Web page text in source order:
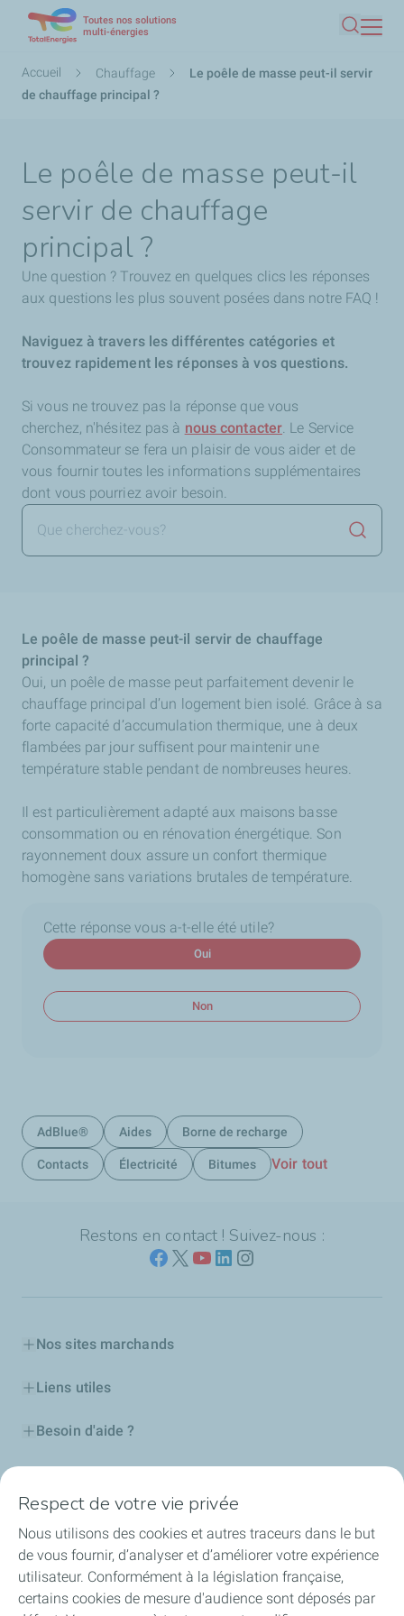
contenu
Toutes nos solutions
multi-énergies
Fil
d'Ariane
Accueil Chauffage
Le poêle de masse peut-il servir
de chauffage principal ?
Le poêle de masse peut-il
servir de chauffage
principal ?
Une question ? Trouvez en quelques clics les réponses
aux questions les plus souvent posées dans notre FAQ !
Naviguez à travers les différentes catégories et
trouvez rapidement les réponses à vos questions.
Si vous ne trouvez pas la réponse que vous
cherchez, n'hésitez pas à nous contacter. Le Service
Consommateur se fera un plaisir de vous aider et de
vous fournir toutes les informations supplémentaires
dont vous pourriez avoir besoin.
Le poêle de masse peut-il servir de chauffage
principal ?
Oui, un poêle de masse peut parfaitement devenir le
chauffage principal d’un logement bien isolé. Grâce à sa
forte capacité d’accumulation thermique, une à deux
flambées par jour suffisent pour maintenir une
température stable pendant de nombreuses heures.
Il est particulièrement adapté aux maisons basse
consommation ou en rénovation énergétique. Son
rayonnement doux assure un confort thermique
homogène sans variations brutales de température.
Cette réponse vous a-t-elle été utile?
Oui
Non
AdBlue® Aides Borne de recharge
Contacts Électricité Bitumes Voir tout
Restons en contact ! Suivez-nous :
Nos sites marchands
Liens utiles
Besoin d'aide ?
Certificats d'économies d'énergie
Nos partenaires
Collaborer avec TotalEnergies
Respect de votre vie privée
Nous utilisons des cookies et autres traceurs dans le but
de vous fournir, d’analyser et d’améliorer votre expérience
utilisateur. Conformément à la législation française,
certains cookies de mesure d'audience sont déposés par